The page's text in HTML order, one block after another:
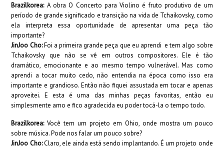
Brazilkorea:A obra O Concerto para Violino é fruto produtivo de um
período de grande significado e transição na vida de Tchaikovsky, como
ela interpreta essa oportunidade de apresentar uma peça tão
importante?
JinJoo Cho:Foi a primeira grande peça que eu aprendi e tem algo sobre
Tchaikovsky que não se vê em outros compositores. Ele é tão
dramático, emocionante e ao mesmo tempo vulnerável. Mas como
aprendi a tocar muito cedo, não entendia na época como isso era
importante e grandioso. Então não fiquei assustada em tocar e apenas
aproveitei. E esta é uma das minhas peças favoritas, então eu
simplesmente amo e fico agradecida eu poder tocá-la o tempo todo.
Brazilkorea:Você tem um projeto em Ohio, onde mostra um pouco
sobre música. Pode nos falar um pouco sobre?
JinJoo Cho:Claro, ele ainda está sendo implantando. É um projeto onde